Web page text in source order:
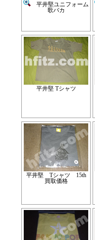
平井堅ユニフォーム
歌バカ
平井堅 Tシャツ
平井堅 Tシャツ 15th
買取価格